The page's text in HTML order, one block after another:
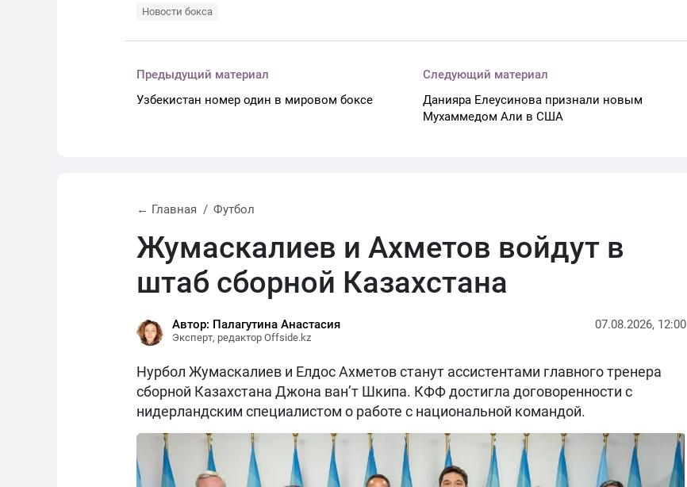
Новости бокса
Предыдущий материал
Узбекистан номер один в мировом боксе
Следующий материал
Данияра Елеусинова признали новым
Мухаммедом Али в США
← Главная Футбол
Жумаскалиев и Ахметов войдут в
штаб сборной Казахстана
Автор: Палагутина Анастасия
Эксперт, редактор Offside.kz
07.08.2026, 12:00
Нурбол Жумаскалиев и Елдос Ахметов станут ассистентами главного тренера
сборной Казахстана Джона ван’т Шкипа. КФФ достигла договоренности с
нидерландским специалистом о работе с национальной командой.